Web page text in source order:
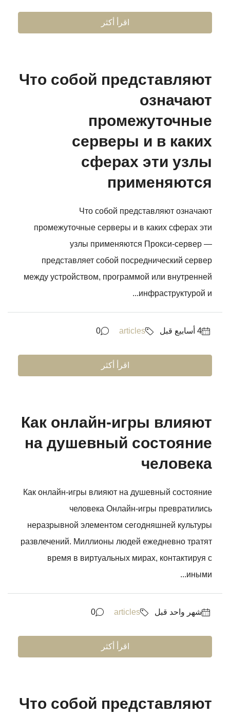
اقرأ أكثر
Что собой представляют
означают
промежуточные
серверы и в каких
сферах эти узлы
применяются
Что собой представляют означают
промежуточные серверы и в каких сферах эти
узлы применяются Прокси-сервер —
представляет собой посреднический сервер
между устройством, программой или внутренней
инфраструктурой и...
articles
0
اقرأ أكثر
Как онлайн-игры влияют
на душевный состояние
человека
Как онлайн-игры влияют на душевный состояние
человека Онлайн-игры превратились
неразрывной элементом сегодняшней культуры
развлечений. Миллионы людей ежедневно тратят
время в виртуальных мирах, контактируя с
иными...
‏شهر واحد قبل articles
0
اقرأ أكثر
Что собой представляют